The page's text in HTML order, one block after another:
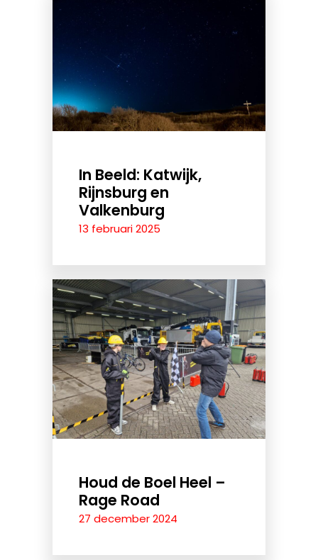
In Beeld: Katwijk,
Rijnsburg en
Valkenburg
13 februari 2025
Houd de Boel Heel –
Rage Road
27 december 2024